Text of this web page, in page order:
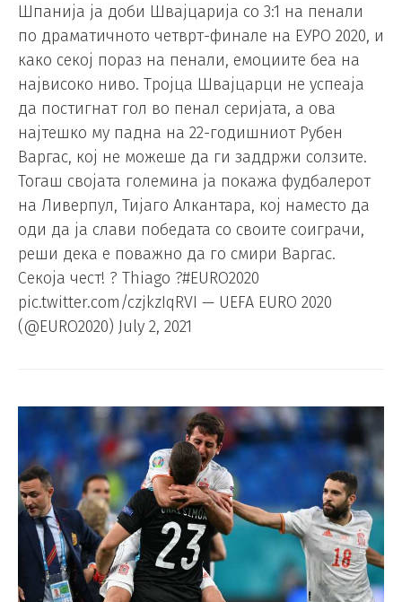
Шпанија ја доби Швајцарија со 3:1 на пенали
по драматичното четврт-финале на ЕУРО 2020, и
како секој пораз на пенали, емоциите беа на
највисоко ниво. Тројца Швајцарци не успеаја
да постигнат гол во пенал серијата, а ова
најтешко му падна на 22-годишниот Рубен
Варгас, кој не можеше да ги заддржи солзите.
Тогаш својата големина ја покажа фудбалерот
на Ливерпул, Тијаго Алкантара, кој наместо да
оди да ја слави победата со своите соиграчи,
реши дека е поважно да го смири Варгас.
Секоја чест! ? Thiago ?#EURO2020
pic.twitter.com/czjkzIqRVI — UEFA EURO 2020
(@EURO2020) July 2, 2021